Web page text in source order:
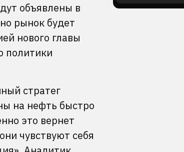
объявлены в
рынок будет
нового главы
политики
стратег
на нефть быстро
это вернет
чувствуют себя